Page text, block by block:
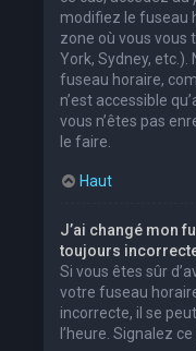
modifiez le fuseau
zone où vous vous
York, Sydney,
fuseau horaire,
n’est accessible
vous n’êtes pas
le faire.
Haut
J’ai changé mon
toujours
Si vous êtes sûr
votre fuseau
incorrecte, il se
l’heure. Signalez